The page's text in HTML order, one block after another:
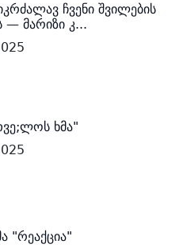
ჩვენი შვილების
— მარიზი კ...
ხმა"
"რეაქცია"